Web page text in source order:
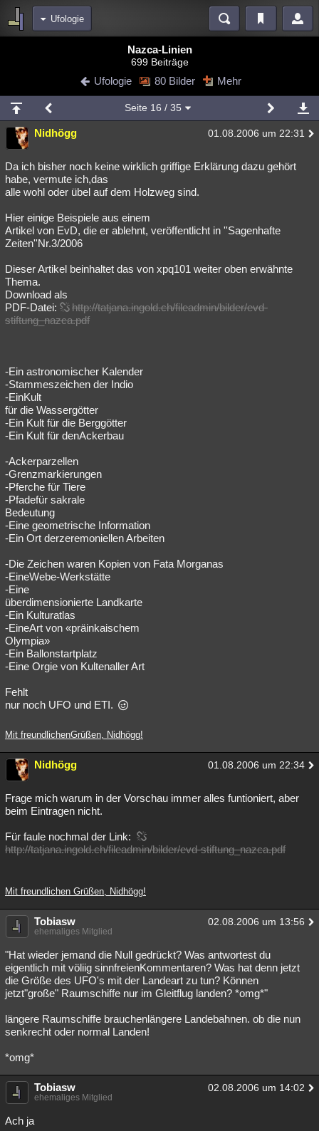
Ufologie
Blogs Videos
Chat Wiki Neuigkeiten
meine Rubriken
Menschen Mystery Kriminalfälle
Spiritualität Verschwörungen Technologie Ufologie
Natur Umfragen Unterhaltung
weitere Rubriken
Philosophie Träume Orte Esoterik Literatur
Astronomie Helpdesk Gruppen Gaming Filme
Musik Clash
Übersichten
Nazca-Linien
699 Beiträge
Ufologie 80 Bilder Mehr
Seite 16 / 35
Nidhögg 01.08.2006 um 22:31
Da ich bisher noch keine wirklich griffige Erklärung dazu gehört
habe, vermute ich,das
alle wohl oder übel auf dem Holzweg sind.
Hier einige Beispiele aus einem
Artikel von EvD, die er ablehnt, veröffentlicht in ''Sagenhafte
Zeiten''Nr.3/2006
Dieser Artikel beinhaltet das von xpq101 weiter oben erwähnte
Thema.
Download als
PDF-Datei:
http://tatjana.ingold.ch/fileadmin/bilder/evd-
stiftung_nazca.pdf
-Ein astronomischer Kalender
-Stammeszeichen der Indio
-EinKult
für die Wassergötter
-Ein Kult für die Berggötter
-Ein Kult für denAckerbau
-Ackerparzellen
-Grenzmarkierungen
-Pferche für Tiere
-Pfadefür sakrale
Bedeutung
-Eine geometrische Information
-Ein Ort derzeremoniellen Arbeiten
-Die Zeichen waren Kopien von Fata Morganas
-EineWebe-Werkstätte
-Eine
überdimensionierte Landkarte
-Ein Kulturatlas
-EineArt von «präinkaischem
Olympia»
-Ein Ballonstartplatz
-Eine Orgie von Kultenaller Art
Fehlt
nur noch UFO und ETI.
Mit freundlichenGrüßen, Nidhögg!
Nidhögg 01.08.2006 um 22:34
Frage mich warum in der Vorschau immer alles funtioniert, aber
beim Eintragen nicht.
Für faule nochmal der Link:
http://tatjana.ingold.ch/fileadmin/bilder/evd-stiftung_nazca.pdf
Mit freundlichen Grüßen, Nidhögg!
Tobiasw 02.08.2006 um 13:56
ehemaliges Mitglied
"Hat wieder jemand die Null gedrückt? Was antwortest du
eigentlich mit völiig sinnfreienKommentaren? Was hat denn jetzt
die Größe des UFO's mit der Landeart zu tun? Können
jetzt"große" Raumschiffe nur im Gleitflug landen? *omg*"
längere Raumschiffe brauchenlängere Landebahnen. ob die nun
senkrecht oder normal Landen!
*omg*
Tobiasw 02.08.2006 um 14:02
ehemaliges Mitglied
Ach ja